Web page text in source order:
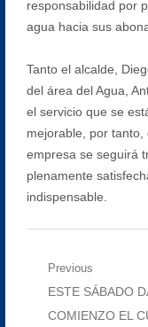
responsabilidad por
agua hacia sus
Tanto el alcalde,
del área del Agua,
el servicio que se
mejorable, por tanto,
empresa se seguirá
plenamente
indispensable.
Navegación
Previous
Previous
post:
ESTE SÁBADO
COMIENZO EL